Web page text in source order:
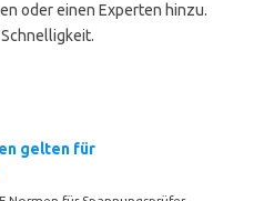
oder einen Experten hinzu.
gelten für